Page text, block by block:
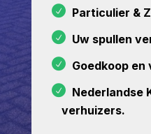
Particulier &
Uw spullen
Goedkoop en
Nederlandse
verhuizers.